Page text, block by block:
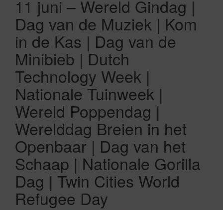
11 juni – Wereld Gindag |
Dag van de Muziek | Kom
in de Kas | Dag van de
Minibieb | Dutch
Technology Week |
Nationale Tuinweek |
Wereld Poppendag |
Werelddag Breien in het
Openbaar | Dag van het
Schaap | Nationale Gorilla
Dag | Twin Cities World
Refugee Day